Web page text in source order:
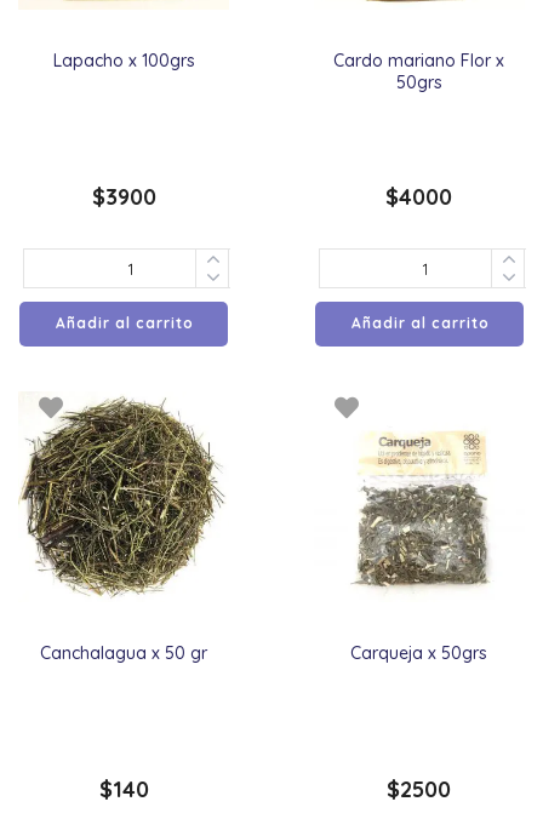
Lapacho x 100grs
$3900
Añadir al carrito
Cardo mariano Flor x
50grs
$4000
Añadir al carrito
Canchalagua x 50 gr
$140
Carqueja x 50grs
$2500